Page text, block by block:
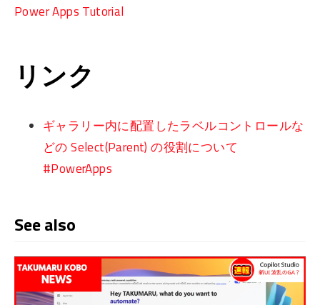
Power Apps Tutorial
リンク
ギャラリー内に配置したラベルコントロールな
どの Select(Parent) の役割について
#PowerApps
See also